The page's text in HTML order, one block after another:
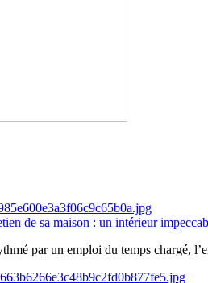
de sa maison : un intérieur
par un emploi du temps chargé,